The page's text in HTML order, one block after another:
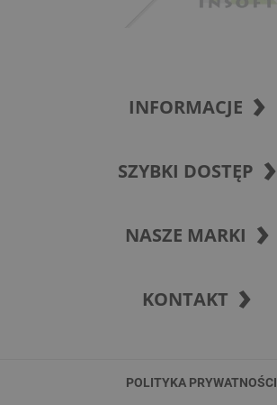
INFORMACJE
SZYBKI DOSTĘP
NASZE MARKI
KONTAKT
POLITYKA PRYWATNOŚCI